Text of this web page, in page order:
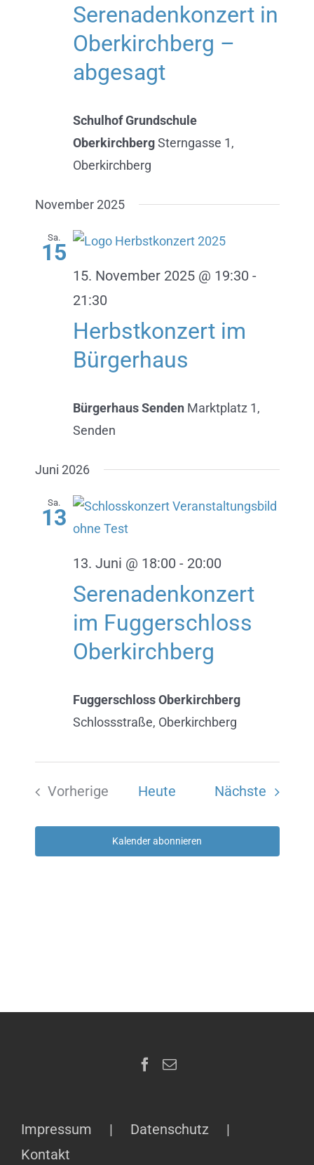
Serenadenkonzert in
Oberkirchberg –
abgesagt
Schulhof Grundschule
OberkirchbergSterngasse 1,
Oberkirchberg
November 2025
Sa.
15
15. November 2025 @ 19:30 -
21:30
Herbstkonzert im
Bürgerhaus
Bürgerhaus Senden Marktplatz 1,
Senden
Juni 2026
Sa.
13
13. Juni @ 18:00 - 20:00
Serenadenkonzert
im Fuggerschloss
Oberkirchberg
Fuggerschloss Oberkirchberg
Schlossstraße, Oberkirchberg
Vorherige
Heute Nächste
Kalender abonnieren
Impressum
Datenschutz
Kontakt